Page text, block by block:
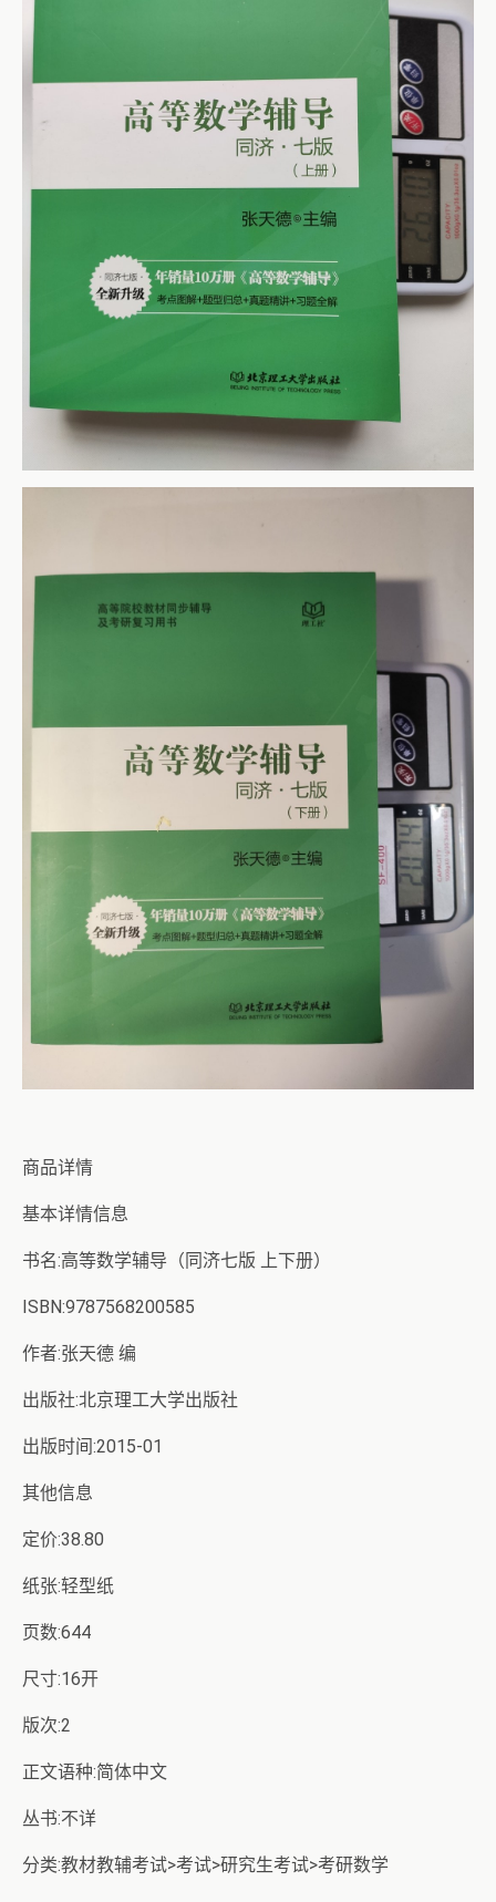
商品详情
基本详情信息
书名:高等数学辅导（同济七版 上下册）
ISBN:9787568200585
作者:张天德 编
出版社:北京理工大学出版社
出版时间:2015-01
其他信息
定价:38.80
纸张:轻型纸
页数:644
尺寸:16开
版次:2
正文语种:简体中文
丛书:不详
分类:教材教辅考试>考试>研究生考试>考研数学